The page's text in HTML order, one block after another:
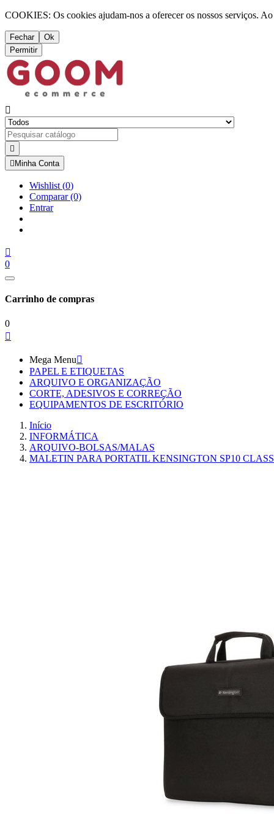
COOKIES: Os cookies ajudam-nos a oferecer os nossos serviços.
Fechar
Ok
Permitir


 Minha Conta
Wishlist (0)
Comparar(0)
Entrar

0
Carrinho de compras
0

Mega Menu
PAPEL E ETIQUETAS
ARQUIVO E ORGANIZAÇÃO
CORTE, ADESIVOS E CORREÇÃO
EQUIPAMENTOS DE ESCRITÓRIO
Início
INFORMÁTICA
ARQUIVO-BOLSAS/MALAS
MALETIN PARA PORTATIL KENSINGTON SP10